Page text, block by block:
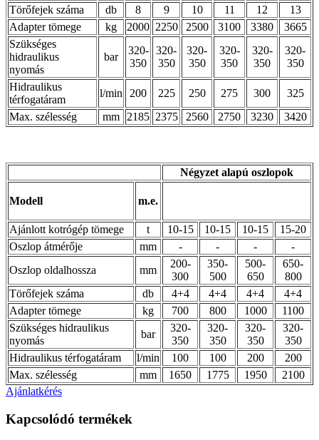
Törőfejek száma db 8 9 10 11 12
13
Adapter tömege
kg 2000 2250 2500 3100 3380
3665
Szükséges
hidraulikus
nyomás
bar
320-
350
320-
350
320-
350
320-
350
320-
350
320-
350
Hidraulikus
térfogatáram
l/min 200 225 250 275 300
325
Max. szélesség
mm 2185 2375 2560 2750 3230 3420
Négyzet alapú oszlopok
Modell m.e.
Ajánlott kotrógép tömege t 10-15 10-15 10-15
15-20
Oszlop átmérője
mm - - -
-
Oszlop oldalhossza
mm
200-
300
350-
500
500-
650
650-
800
Törőfejek száma
db 4+4 4+4 4+4
4+4
Adapter tömege
kg 700 800 1000
1100
Szükséges hidraulikus
nyomás
bar
320-
350
320-
350
320-
350
320-
350
Hidraulikus térfogatáram
l/min 100 100 200
200
Max. szélesség
mm 1650 1775 1950
2100
Ajánlatkérés
Kapcsolódó termékek